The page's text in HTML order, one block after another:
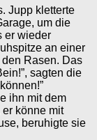
Jupp kletterte
um die
er wieder
an einer
Rasen. Das
sagten die
ihn mit dem
könne mit
beruhigte sie